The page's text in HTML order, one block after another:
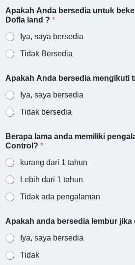
Apakah Anda bersedia untuk
Dofla land ? *
Iya, saya bersedia
Tidak Bersedia
Apakah Anda bersedia mengikuti
Iya, saya bersedia
Tidak bersedia
Berapa lama anda memiliki
Control? *
kurang dari 1 tahun
Lebih dari 1 tahun
Tidak ada pengalaman
Apakah anda bersedia lembur
Iya, saya bersedia
Tidak